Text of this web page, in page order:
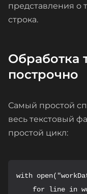
представления о
строка.
Обработка
построчно
Самый простой
весь текстовый
простой цикл:
with
for line in